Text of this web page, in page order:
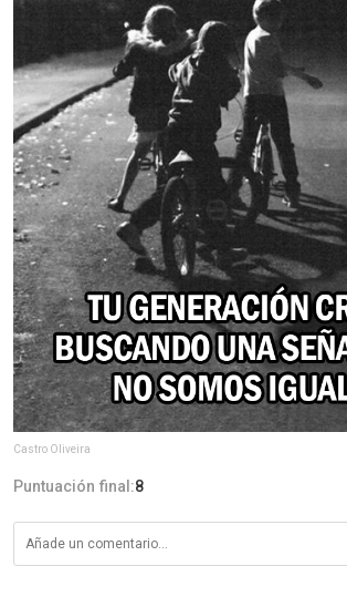
Castro Oliveira
Puntuación final:8